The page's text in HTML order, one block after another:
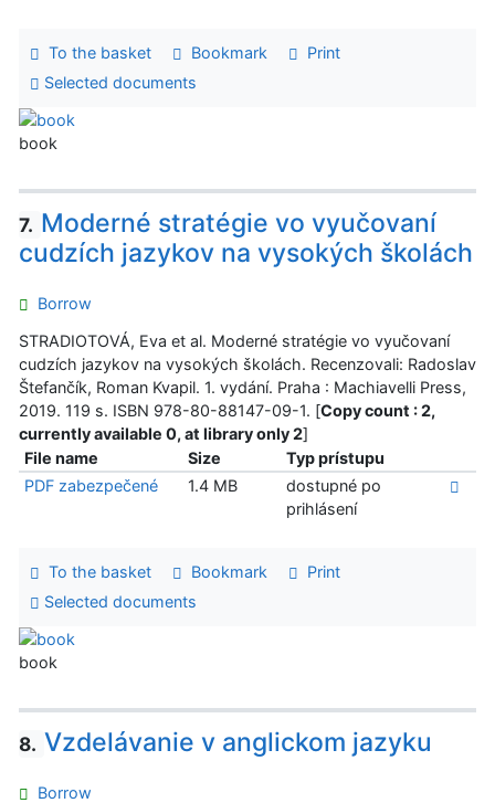
To the basket Bookmark
Print
Selected documents
book
7. Moderné stratégie vo vyučovaní
cudzích jazykov na vysokých školách
Borrow
STRADIOTOVÁ, Eva et al. Moderné stratégie vo vyučovaní
cudzích jazykov na vysokých školách. Recenzovali: Radoslav
Štefančík, Roman Kvapil. 1. vydání. Praha : Machiavelli Press,
2019. 119 s. ISBN 978-80-88147-09-1. [Copy count : 2,
currently available 0, at library only 2]
File name
Size
Typ prístupu
PDF zabezpečené
1.4 MB
dostupné po
prihlásení
To the basket Bookmark
Print
Selected documents
book
8. Vzdelávanie v anglickom jazyku
Borrow